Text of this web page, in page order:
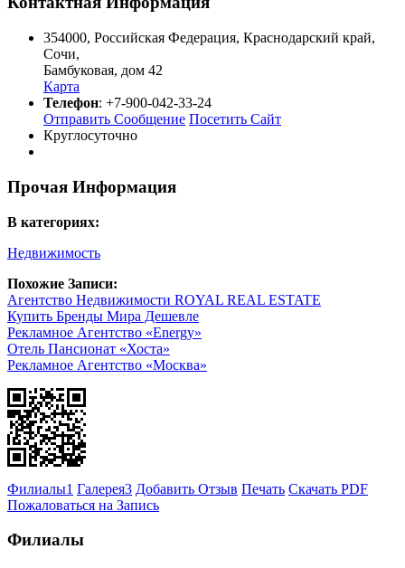
354000, Российская Федерация, Краснодарский край,
Сочи,
Бамбуковая, дом 42
Карта
Телефон: +7-900-042-33-24
Отправить Сообщение Посетить Сайт
Круглосуточно
Прочая Информация
В категориях:
Недвижимость
Похожие Записи:
Агентство Недвижимости ROYAL REAL ESTATE
Купить Бренды Мира Дешевле
Рекламное Агентство «Energy»
Отель Пансионат «Хоста»
Рекламное Агентство «Москва»
Филиалы1 Галерея3 Добавить Отзыв Печать Скачать PDF
Пожаловаться на Запись
Филиалы